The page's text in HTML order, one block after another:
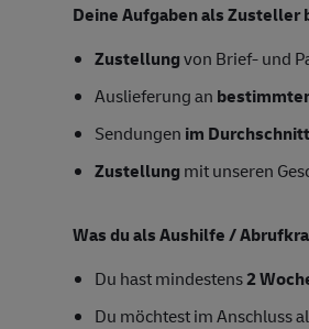
Deine Aufgaben als Zusteller
Zustellungvon Brief- und
Auslieferung an
Sendungen im
Zustellung mit unseren
Was du als Aushilfe /
Du hast mindestens2
Du möchtest im Anschluss